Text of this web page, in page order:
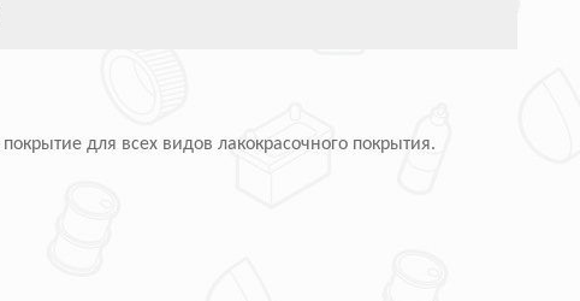
для всех видов лакокрасочного покрытия.